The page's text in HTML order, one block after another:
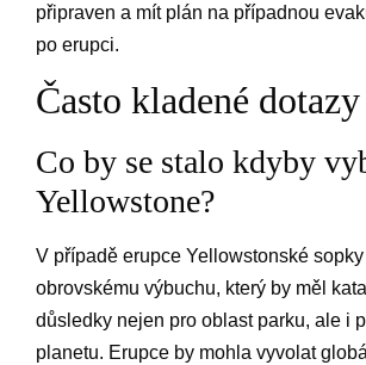
připraven a mít plán na případnou
po erupci.
Často kladené dotazy
Co by se stalo kdyby
Yellowstone?
V případě erupce Yellowstonské
obrovskému výbuchu, který by měl
důsledky nejen pro oblast parku, ale i
planetu. Erupce by mohla vyvolat